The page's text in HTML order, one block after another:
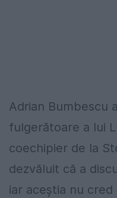
Adrian Bumbescu
fulgerătoare a lui
coechipier de la
dezvăluit că a
iar aceștia nu